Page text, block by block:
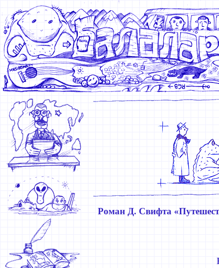
Роман Д. Свифта